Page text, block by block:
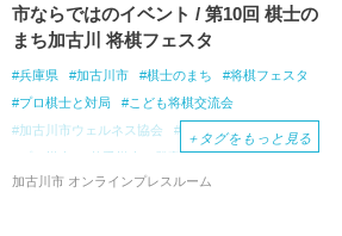
市ならではのイベント / 第10回 棋士の
まち加古川 将棋フェスタ
兵庫県 加古川市 棋士のまち
将棋フェスタ
プロ棋士と対局
こども将棋交流会
加古川市ウェルネス協会
日本将棋連盟主催
＋ タグをもっと見る
加古川市 オンラインプレスルーム